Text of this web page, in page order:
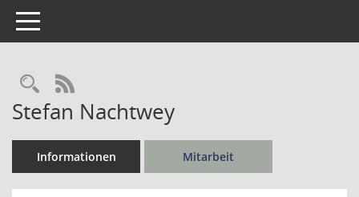
Toggle navigation
Rechercheauswahl
RSS-Feed
Stefan Nachtwey
Informationen Mitarbeit